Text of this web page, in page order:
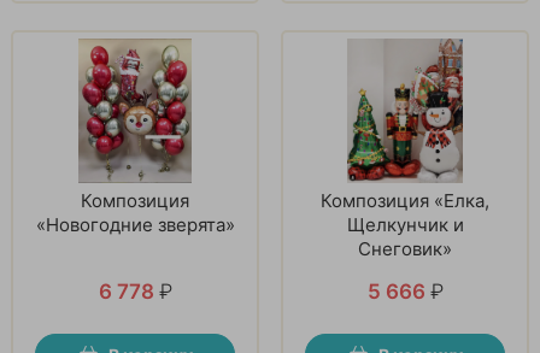
Композиция
«Новогодние зверята»
6 778 ₽
Композиция «Елка,
Щелкунчик и
Снеговик»
5 666 ₽